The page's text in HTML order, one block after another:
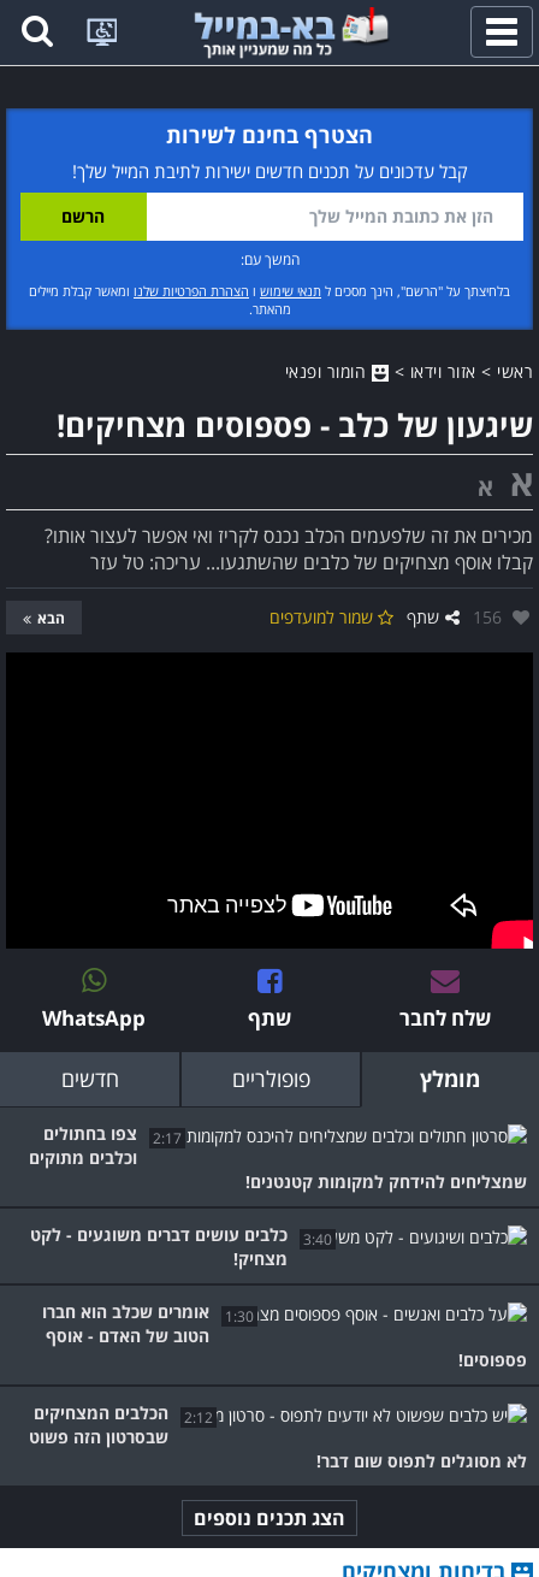
פתח
תפריט
הצטרף בחינם לשירות
קבל עדכונים על תכנים חדשים ישירות לתיבת המייל שלך!
המשך עם:
בלחיצתך על "הרשם", הינך מסכים ל תנאי שימוש ו הצהרת הפרטיות שלנו ומאשר קבלת מיילים
מהאתר.
ראשי > אזור וידאו > הומור ופנאי
שיגעון של כלב - פספוסים מצחיקים!
א א
מכירים את זה שלפעמים הכלב נכנס לקריז ואי אפשר לעצור אותו?
קבלו אוסף מצחיקים של כלבים שהשתגעו... עריכה: טל עזר
אהבו:
156 שתף שמור למועדפים הבא
שלח לחבר שתף WhatsApp
מומלץ פופולריים חדשים
2:17
צפו בחתולים
וכלבים מתוקים
שמצליחים להידחק למקומות קטנטנים!
3:40
כלבים עושים דברים משוגעים - לקט
מצחיק!
1:30
אומרים שכלב הוא חברו
הטוב של האדם - אוסף
פספוסים!
2:12
הכלבים המצחיקים
שבסרטון הזה פשוט
לא מסוגלים לתפוס שום דבר!
הצג תכנים נוספים